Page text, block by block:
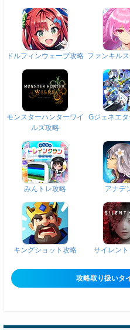
ドルフィンウェーブ攻略 ファンキル
モンスターハンターワイ
ルズ攻略
Gジェネエ
みんトレ攻略 アナデ
キングショット攻略 サイレン
攻略取り扱いタ